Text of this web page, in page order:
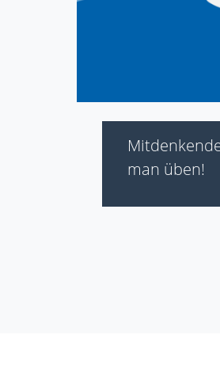
man üben!